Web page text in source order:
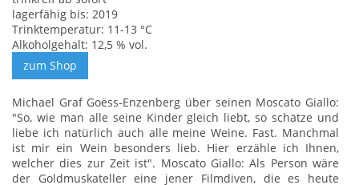
lagerfähig bis: 2019
Trinktemperatur: 11-13 °C
Alkoholgehalt: 12,5 % vol.
Michael Graf Goëss-Enzenberg über seinen Moscato Giallo:
"So, wie man alle seine Kinder gleich liebt, so schätze und
liebe ich natürlich auch alle meine Weine. Fast. Manchmal
ist mir ein Wein besonders lieb. Hier erzähle ich Ihnen,
welcher dies zur Zeit ist". Moscato Giallo: Als Person wäre
der Goldmuskateller eine jener Filmdiven, die es heute